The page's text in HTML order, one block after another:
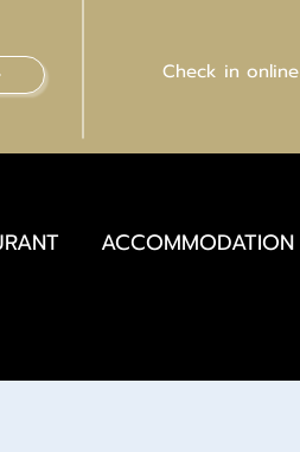
Check in online
ACCOMMODATION